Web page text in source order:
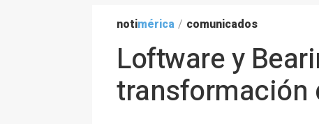
notimérica / comunicados
Loftware y
transformación